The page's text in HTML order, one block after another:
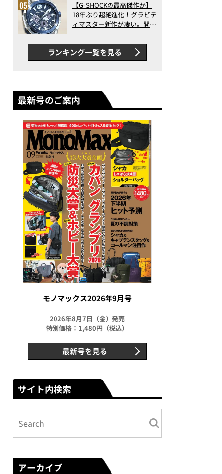
った！
【G-SHOCKの最高傑作か】
18年ぶり超絶進化！グラビテ
ィマスター新作が凄い。開発
新ムーブメントの衝撃
ランキング一覧を見る
最新号のご案内
モノマックス2026年9月号
2026年8月7日（金）発売
特別価格：1,480円（税込）
最新号を見る
サイト内検索
アーカイブ